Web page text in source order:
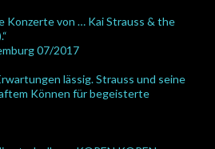
Konzerte von … Kai Strauss & the
07/2017
lässig. Strauss und seine
Können für begeisterte